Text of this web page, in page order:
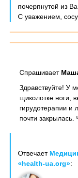
почерпнутой из
С уважением,
Спрашивает
Здравствуйте! У
щиколотке ноги,
гирудотерапии
почти
Отвечает
«health-ua.org»: